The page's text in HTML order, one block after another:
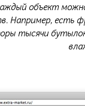
объект
Например, есть
тысячи